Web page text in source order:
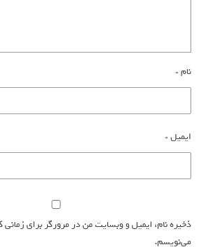
نام*
ایمیل*
ذخیره نام، ایمیل و وبسایت من در مرورگر برای زمانی
می‌نویسم.